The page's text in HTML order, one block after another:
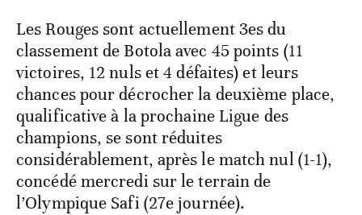
Les Rouges sont actuellement 3es du
classement de Botola avec 45 points (11
victoires, 12 nuls et 4 défaites) et leurs
chances pour décrocher la deuxième place,
qualificative à la prochaine Ligue des
champions, se sont réduites
considérablement, après le match nul (1-1),
concédé mercredi sur le terrain de
l’Olympique Safi (27e journée).